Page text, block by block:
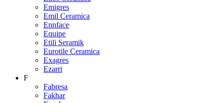
Emigres
Emil Ceramica
Ennface
Equipe
Etili Seramik
Eurotile Ceramica
Exagres
Ezarri
F
Fabresa
Fakhar